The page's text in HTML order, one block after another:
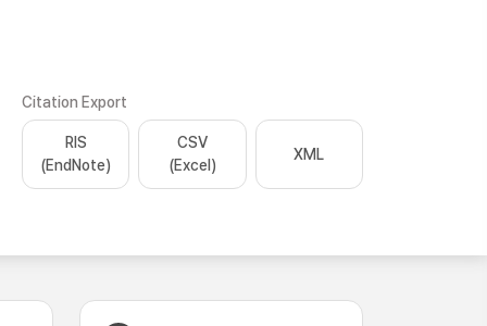
Citation Export
RIS
(EndNote)
CSV
(Excel)
XML